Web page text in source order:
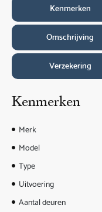
Kenmerken
Omschrijving
Verzekering
Kenmerken
Merk
Model
Type
Uitvoering
Aantal deuren